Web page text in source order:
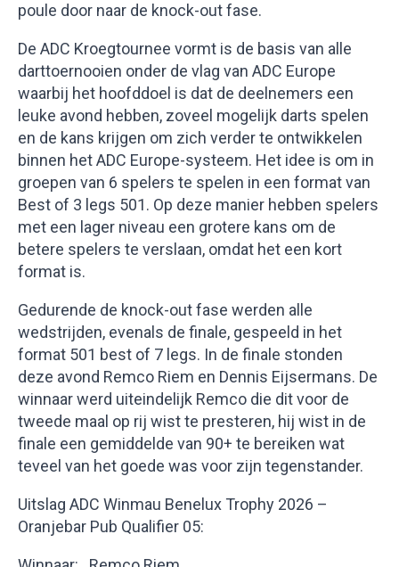
poule door naar de knock-out fase.
De ADC Kroegtournee vormt is de basis van alle
darttoernooien onder de vlag van ADC Europe
waarbij het hoofddoel is dat de deelnemers een
leuke avond hebben, zoveel mogelijk darts spelen
en de kans krijgen om zich verder te ontwikkelen
binnen het ADC Europe-systeem. Het idee is om in
groepen van 6 spelers te spelen in een format van
Best of 3 legs 501. Op deze manier hebben spelers
met een lager niveau een grotere kans om de
betere spelers te verslaan, omdat het een kort
format is.
Gedurende de knock-out fase werden alle
wedstrijden, evenals de finale, gespeeld in het
format 501 best of 7 legs. In de finale stonden
deze avond Remco Riem en Dennis Eijsermans. De
winnaar werd uiteindelijk Remco die dit voor de
tweede maal op rij wist te presteren, hij wist in de
finale een gemiddelde van 90+ te bereiken wat
teveel van het goede was voor zijn tegenstander.
Uitslag ADC Winmau Benelux Trophy 2026 –
Oranjebar Pub Qualifier 05: